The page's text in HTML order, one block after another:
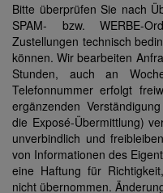
Bitte überprüfen Sie nach
SPAM- bzw. WERBE-
Zustellungen technisch
können. Wir bearbeiten
Stunden, auch an
Telefonnummer erfolgt
ergänzenden
die Exposé-Übermittlung)
unverbindlich und
von Informationen des
eine Haftung für
nicht übernommen.